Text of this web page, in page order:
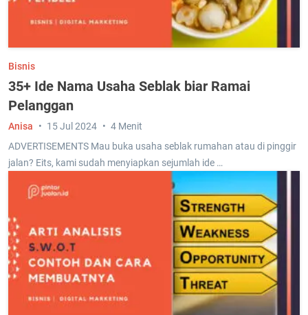
Bisnis
35+ Ide Nama Usaha Seblak biar Ramai
Pelanggan
ADVERTISEMENTS Mau buka usaha seblak rumahan atau di pinggir
jalan? Eits, kami sudah menyiapkan sejumlah ide …
Anisa 15 Jul 2024 4 Menit